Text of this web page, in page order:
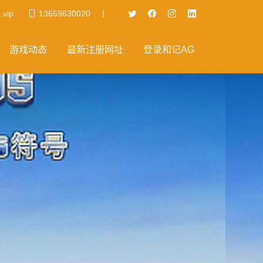
13659630020 |
游戏动态 最新注册网址 登录和记AG